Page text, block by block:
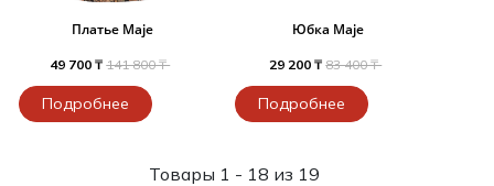
Платье Maje
49 700 ₸141 800 ₸
Подробнее
Юбка Maje
29 200 ₸83 400 ₸
Подробнее
Товары 1 - 18 из 19